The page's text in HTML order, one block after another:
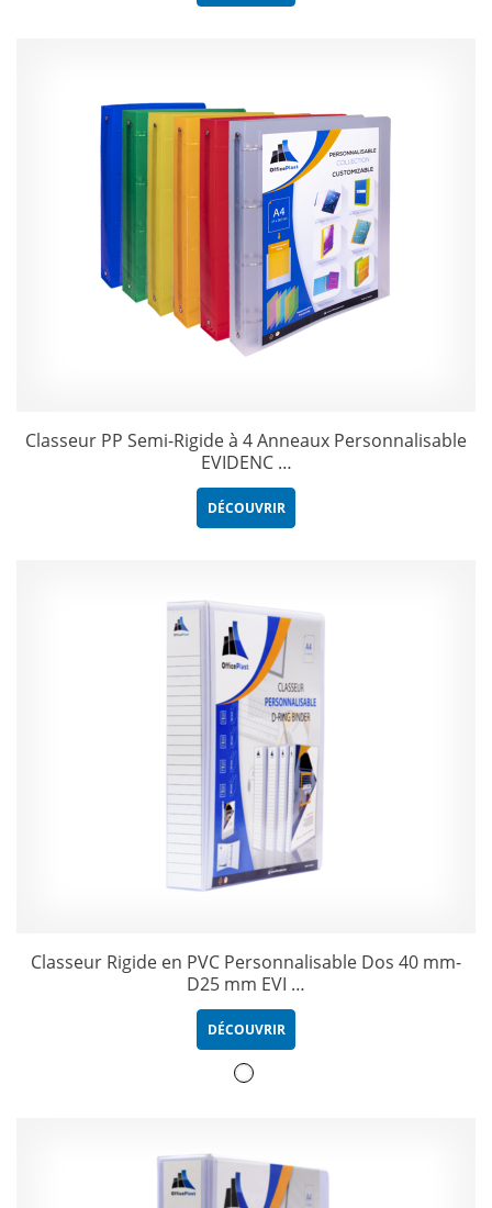
Classeur PP Semi-Rigide à 4 Anneaux Personnalisable
EVIDENC …
DÉCOUVRIR
Classeur Rigide en PVC Personnalisable Dos 40 mm-
D25 mm EVI …
DÉCOUVRIR